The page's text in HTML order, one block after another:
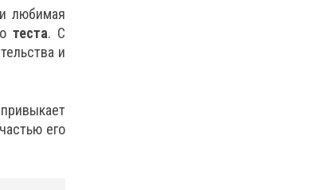
любимая
теста. С
и
его